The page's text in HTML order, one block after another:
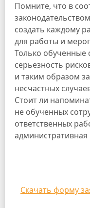
Помните, что в
создать каждому
для работы и
Только обученные
серьезность
и таким образом
несчастных
Стоит ли
не обученных
ответственных
административная
Скачать форму